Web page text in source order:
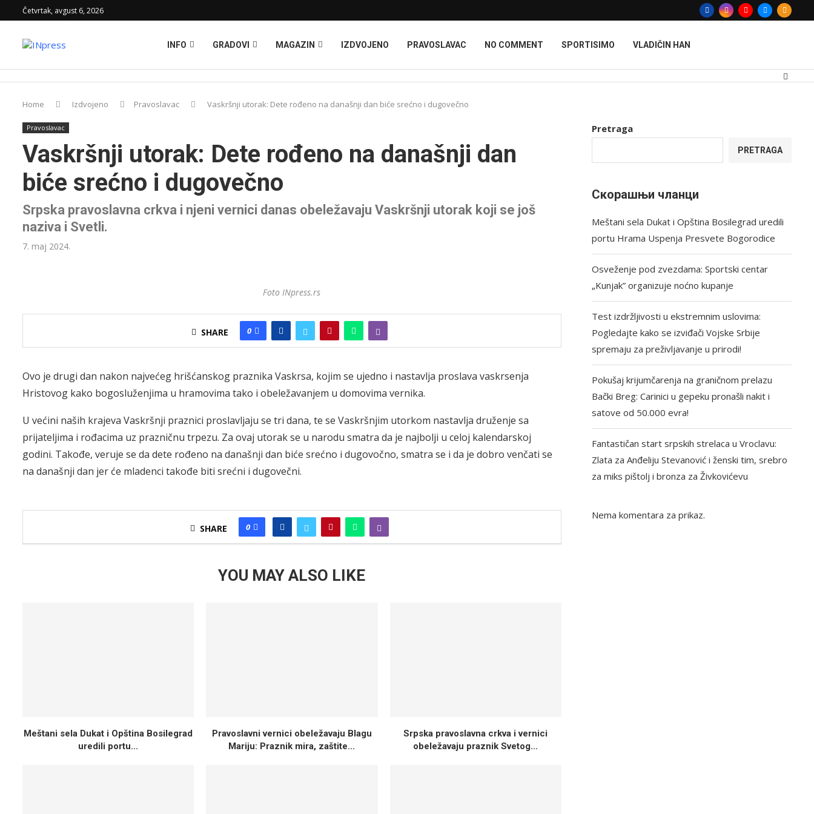
Četvrtak, avgust 6, 2026
INFO GRADOVI MAGAZIN IZDVOJENO PRAVOSLAVAC NO COMMENT SPORTISIMO VLADIČIN HAN
Home Izdvojeno Pravoslavac Vaskršnji utorak: Dete rođeno na današnji dan biće srećno i dugovečno
Pravoslavac
Vaskršnji utorak: Dete rođeno na današnji dan
biće srećno i dugovečno
Srpska pravoslavna crkva i njeni vernici danas obeležavaju Vaskršnji utorak koji se još
naziva i Svetli.
7. maj 2024.
Foto INpress.rs
SHARE 0
Ovo je drugi dan nakon najvećeg hrišćanskog praznika Vaskrsa, kojim se ujedno i nastavlja proslava vaskrsenja
Hristovog kako bogosluženjima u hramovima tako i obeležavanjem u domovima vernika.
U većini naših krajeva Vaskršnji praznici proslavljaju se tri dana, te se Vaskršnjim utorkom nastavlja druženje sa
prijateljima i rođacima uz prazničnu trpezu. Za ovaj utorak se u narodu smatra da je najbolji u celoj kalendarskoj
godini. Takođe, veruje se da dete rođeno na današnji dan biće srećno i dugovočno, smatra se i da je dobro venčati se
na današnji dan jer će mladenci takođe biti srećni i dugovečni.
SHARE 0
YOU MAY ALSO LIKE
Meštani sela Dukat i Opština Bosilegrad
uredili portu...
Pravoslavni vernici obeležavaju Blagu
Mariju: Praznik mira, zaštite...
Srpska pravoslavna crkva i vernici
obeležavaju praznik Svetog...
Pretraga
PRETRAGA
Скорашњи чланци
Meštani sela Dukat i Opština Bosilegrad uredili
portu Hrama Uspenja Presvete Bogorodice
Osveženje pod zvezdama: Sportski centar
„Kunjak” organizuje noćno kupanje
Test izdržljivosti u ekstremnim uslovima:
Pogledajte kako se izviđači Vojske Srbije
spremaju za preživljavanje u prirodi!
Pokušaj krijumčarenja na graničnom prelazu
Bački Breg: Carinici u gepeku pronašli nakit i
satove od 50.000 evra!
Fantastičan start srpskih strelaca u Vroclavu:
Zlata za Anđeliju Stevanović i ženski tim, srebro
za miks pištolj i bronza za Živkovićevu
Nema komentara za prikaz.